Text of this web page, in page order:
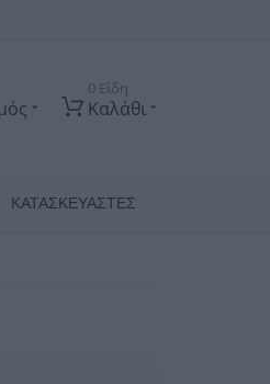
0 Είδη
Καλάθι
ΚΑΤΑΣΚΕΥΑΣΤΈΣ